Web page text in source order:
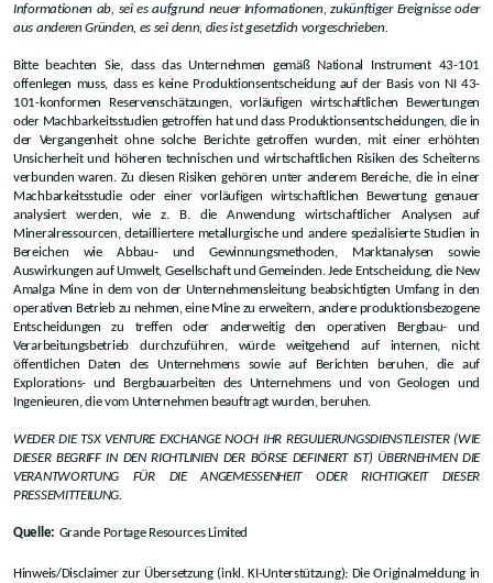
Informationen ab, sei es aufgrund neuer Informationen, zukünftiger Ereignisse oder
aus anderen Gründen, es sei denn, dies ist gesetzlich vorgeschrieben.
Bitte beachten Sie, dass das Unternehmen gemäß National Instrument 43-101
offenlegen muss, dass es keine Produktionsentscheidung auf der Basis von NI 43-
101-konformen Reservenschätzungen, vorläufigen wirtschaftlichen Bewertungen
oder Machbarkeitsstudien getroffen hat und dass Produktionsentscheidungen, die in
der Vergangenheit ohne solche Berichte getroffen wurden, mit einer erhöhten
Unsicherheit und höheren technischen und wirtschaftlichen Risiken des Scheiterns
verbunden waren. Zu diesen Risiken gehören unter anderem Bereiche, die in einer
Machbarkeitsstudie oder einer vorläufigen wirtschaftlichen Bewertung genauer
analysiert werden, wie z. B. die Anwendung wirtschaftlicher Analysen auf
Mineralressourcen, detailliertere metallurgische und andere spezialisierte Studien in
Bereichen wie Abbau- und Gewinnungsmethoden, Marktanalysen sowie
Auswirkungen auf Umwelt, Gesellschaft und Gemeinden. Jede Entscheidung, die New
Amalga Mine in dem von der Unternehmensleitung beabsichtigten Umfang in den
operativen Betrieb zu nehmen, eine Mine zu erweitern, andere produktionsbezogene
Entscheidungen zu treffen oder anderweitig den operativen Bergbau- und
Verarbeitungsbetrieb durchzuführen, würde weitgehend auf internen, nicht
öffentlichen Daten des Unternehmens sowie auf Berichten beruhen, die auf
Explorations- und Bergbauarbeiten des Unternehmens und von Geologen und
Ingenieuren, die vom Unternehmen beauftragt wurden, beruhen.
WEDER DIE TSX VENTURE EXCHANGE NOCH IHR REGULIERUNGSDIENSTLEISTER (WIE
DIESER BEGRIFF IN DEN RICHTLINIEN DER BÖRSE DEFINIERT IST) ÜBERNEHMEN DIE
VERANTWORTUNG FÜR DIE ANGEMESSENHEIT ODER RICHTIGKEIT DIESER
PRESSEMITTEILUNG.
Quelle: Grande Portage Resources Limited
Hinweis/Disclaimer zur Übersetzung (inkl. KI-Unterstützung): Die Originalmeldung in